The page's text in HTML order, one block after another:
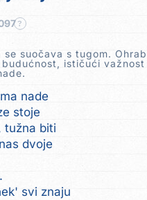
?
suočava s tugom.
ističući
nade
stoje
tužna biti
dvoje
svi znaju